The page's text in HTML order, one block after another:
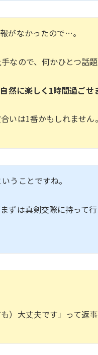
がなかったので…。
なので、何かひとつ話
自然に楽しく1時間過ごせ
いは1番かもしれません。
うことですね。
ずは真剣交際に持って
）大丈夫です」って返事